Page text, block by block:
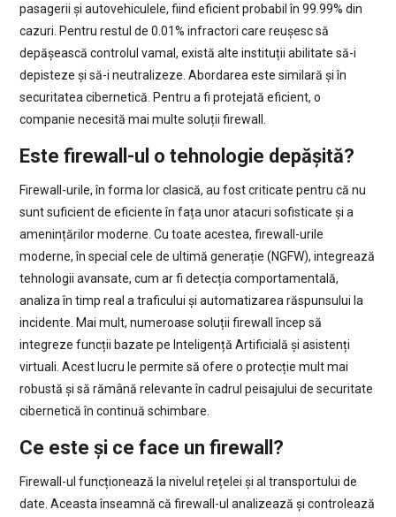
pasagerii și autovehiculele, fiind eficient probabil în 99.99% din
cazuri. Pentru restul de 0.01% infractori care reușesc să
depășească controlul vamal, există alte instituții abilitate să-i
depisteze și să-i neutralizeze. Abordarea este similară și în
securitatea cibernetică. Pentru a fi protejată eficient, o
companie necesită mai multe soluții firewall.
Este firewall-ul o tehnologie depășită?
Firewall-urile, în forma lor clasică, au fost criticate pentru că nu
sunt suficient de eficiente în fața unor atacuri sofisticate și a
amenințărilor moderne. Cu toate acestea, firewall-urile
moderne, în special cele de ultimă generație (NGFW), integrează
tehnologii avansate, cum ar fi detecția comportamentală,
analiza în timp real a traficului și automatizarea răspunsului la
incidente. Mai mult, numeroase soluții firewall încep să
integreze funcții bazate pe Inteligență Artificială și asistenți
virtuali. Acest lucru le permite să ofere o protecție mult mai
robustă și să rămână relevante în cadrul peisajului de securitate
cibernetică în continuă schimbare.
Ce este și ce face un firewall?
Firewall-ul funcționează la nivelul rețelei și al transportului de
date. Aceasta înseamnă că firewall-ul analizează și controlează